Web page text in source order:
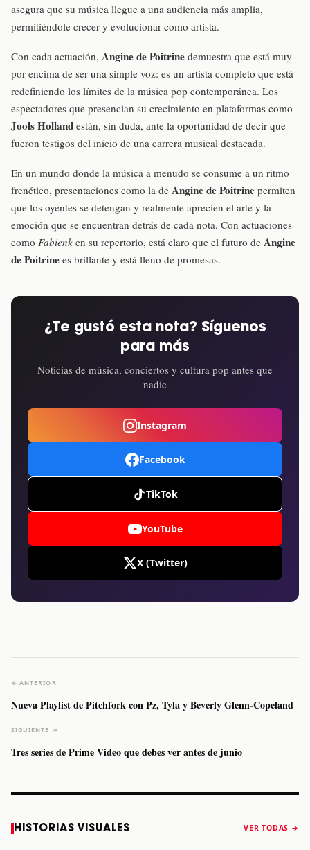
asegura que su música llegue a una audiencia más amplia,
permitiéndole crecer y evolucionar como artista.
Con cada actuación, Angine de Poitrine demuestra que está muy
por encima de ser una simple voz: es un artista completo que está
redefiniendo los límites de la música pop contemporánea. Los
espectadores que presencian su crecimiento en plataformas como
Jools Holland están, sin duda, ante la oportunidad de decir que
fueron testigos del inicio de una carrera musical destacada.
En un mundo donde la música a menudo se consume a un ritmo
frenético, presentaciones como la de Angine de Poitrine permiten
que los oyentes se detengan y realmente aprecien el arte y la
emoción que se encuentran detrás de cada nota. Con actuaciones
como Fabienk en su repertorio, está claro que el futuro de Angine
de Poitrine es brillante y está lleno de promesas.
¿Te gustó esta nota? Síguenos
para más
Noticias de música, conciertos y cultura pop antes que
nadie
Instagram
Facebook
TikTok
YouTube
X (Twitter)
← ANTERIOR
Nueva Playlist de Pitchfork con Pz, Tyla y Beverly Glenn-Copeland
SIGUIENTE →
Tres series de Prime Video que debes ver antes de junio
HISTORIAS VISUALES VER TODAS →
a Monterrey el
Staiti, guitarrista
anuncia “Reality